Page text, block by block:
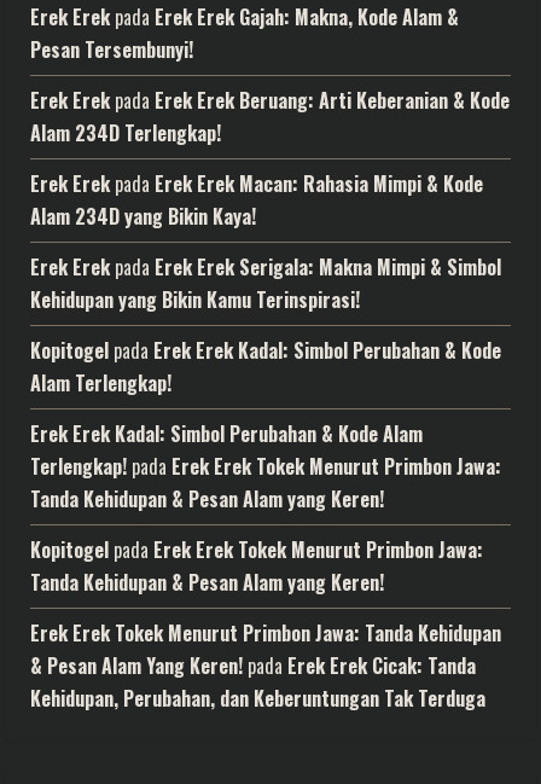
Erek Erekpada Erek Erek Gajah: Makna, Kode Alam &
Pesan Tersembunyi!
Erek Erekpada Erek Erek Beruang: Arti Keberanian & Kode
Alam 234D Terlengkap!
Erek Erekpada Erek Erek Macan: Rahasia Mimpi & Kode
Alam 234D yang Bikin Kaya!
Erek Erekpada Erek Erek Serigala: Makna Mimpi & Simbol
Kehidupan yang Bikin Kamu Terinspirasi!
Kopitogel pada Erek Erek Kadal: Simbol Perubahan & Kode
Alam Terlengkap!
Erek Erek Kadal: Simbol Perubahan & Kode Alam
Terlengkap! pada Erek Erek Tokek Menurut Primbon Jawa:
Tanda Kehidupan & Pesan Alam yang Keren!
Kopitogel pada Erek Erek Tokek Menurut Primbon Jawa:
Tanda Kehidupan & Pesan Alam yang Keren!
Erek Erek Tokek Menurut Primbon Jawa: Tanda Kehidupan
& Pesan Alam Yang Keren! pada Erek Erek Cicak: Tanda
Kehidupan, Perubahan, dan Keberuntungan Tak Terduga